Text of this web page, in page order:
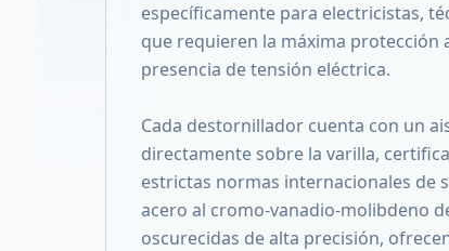
específicamente para electricistas,
que requieren la máxima
presencia de tensión eléctrica.
Cada destornillador cuenta con un
directamente sobre la varilla,
estrictas normas internacionales de
acero al cromo-vanadio-molibdeno
oscurecidas de alta precisión,